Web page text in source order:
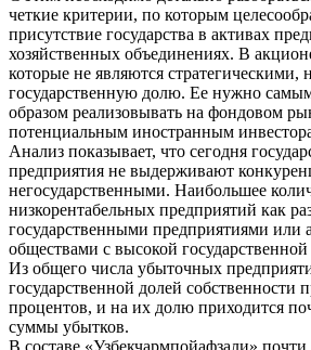
четкие критерии, по которым
присутствие государства в активах
хозяйственных объединениях. В
которые не являются стратегическими,
государственную долю. Ее нужно
образом реализовывать на фондовом
потенциальным иностранным
Анализ показывает, что сегодня
предприятия не выдерживают
негосударственными. Наибольшее
низкорентабельных предприятий как
государственными предприятиями или
обществами с высокой государственной
Из общего числа убыточных
государственной долей собственности
процентов, и на их долю приходится
суммы убытков.
В составе «Узбекчармпойафзали»